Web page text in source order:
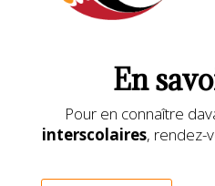
En
Pour en connaître
interscolaires, rendez-